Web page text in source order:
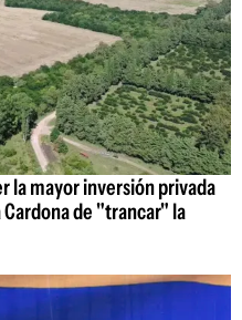
la mayor inversión privada
de "trancar" la